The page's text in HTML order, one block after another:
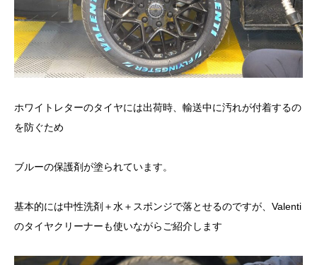
ホワイトレターのタイヤには出荷時、輸送中に汚れが付着するの
を防ぐため
ブルーの保護剤が塗られています。
基本的には中性洗剤＋水＋スポンジで落とせるのですが、Valenti
のタイヤクリーナーも使いながらご紹介します